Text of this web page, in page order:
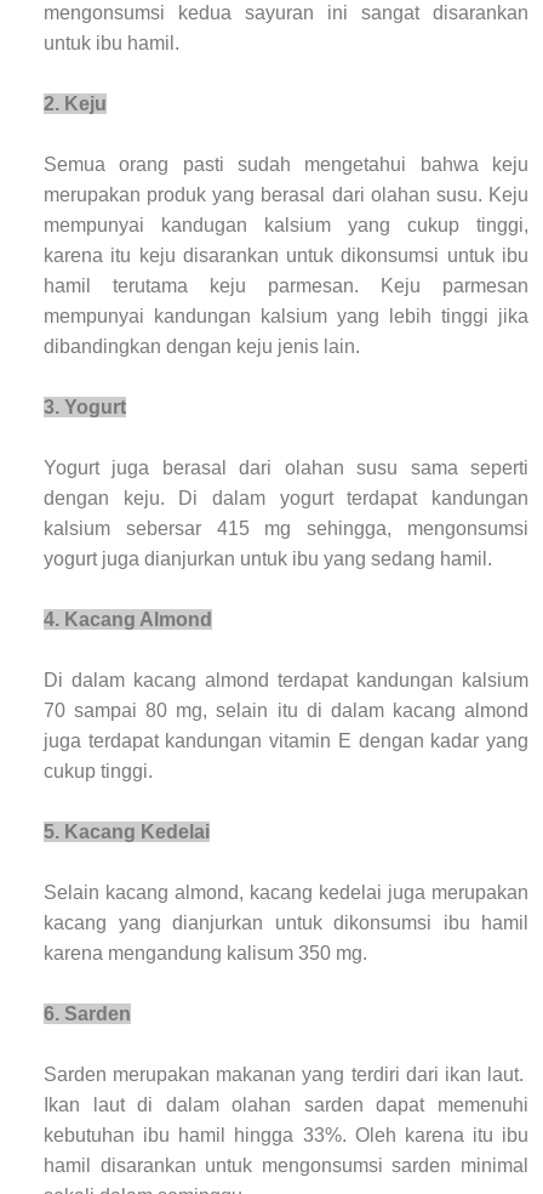
mengonsumsi kedua sayuran ini sangat disarankan
untuk ibu hamil.
2. Keju
Semua orang pasti sudah mengetahui bahwa keju
merupakan produk yang berasal dari olahan susu. Keju
mempunyai kandugan kalsium yang cukup tinggi,
karena itu keju disarankan untuk dikonsumsi untuk ibu
hamil terutama keju parmesan. Keju parmesan
mempunyai kandungan kalsium yang lebih tinggi jika
dibandingkan dengan keju jenis lain.
3. Yogurt
Yogurt juga berasal dari olahan susu sama seperti
dengan keju. Di dalam yogurt terdapat kandungan
kalsium sebersar 415 mg sehingga, mengonsumsi
yogurt juga dianjurkan untuk ibu yang sedang hamil.
4. Kacang Almond
Di dalam kacang almond terdapat kandungan kalsium
70 sampai 80 mg, selain itu di dalam kacang almond
juga terdapat kandungan vitamin E dengan kadar yang
cukup tinggi.
5. Kacang Kedelai
Selain kacang almond, kacang kedelai juga merupakan
kacang yang dianjurkan untuk dikonsumsi ibu hamil
karena mengandung kalisum 350 mg.
6. Sarden
Sarden merupakan makanan yang terdiri dari ikan laut.
Ikan laut di dalam olahan sarden dapat memenuhi
kebutuhan ibu hamil hingga 33%. Oleh karena itu ibu
hamil disarankan untuk mengonsumsi sarden minimal